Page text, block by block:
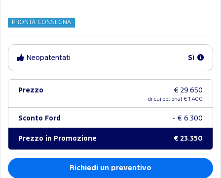
PRONTA CONSEGNA
Neopatentati Sì
Prezzo € 29.650
di cui optional € 1.400
Sconto Ford - € 6.300
Prezzo in Promozione € 23.350
Richiedi un preventivo